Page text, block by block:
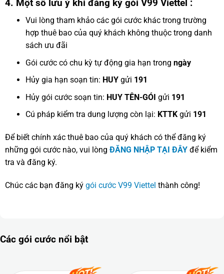
4. Một số lưu ý khi đăng ký gói V99 Viettel :
Vui lòng tham khảo các gói cước khác trong trường
hợp thuê bao của quý khách không thuộc trong danh
sách ưu đãi
Gói cước có chu kỳ tự động gia hạn trong ngày
Hủy gia hạn soạn tin: HUYgửi 191
Hủy gói cước soạn tin: HUY TÊN-GÓI gửi 191
Cú pháp kiểm tra dung lượng còn lại: KTTKgửi 191
Để biết chính xác thuê bao của quý khách có thể đăng ký
những gói cước nào, vui lòng ĐĂNG NHẬP TẠI ĐÂY để kiểm
tra và đăng ký.
Chúc các bạn đăng ký gói cước V99 Viettel thành công!
Các gói cước nổi bật